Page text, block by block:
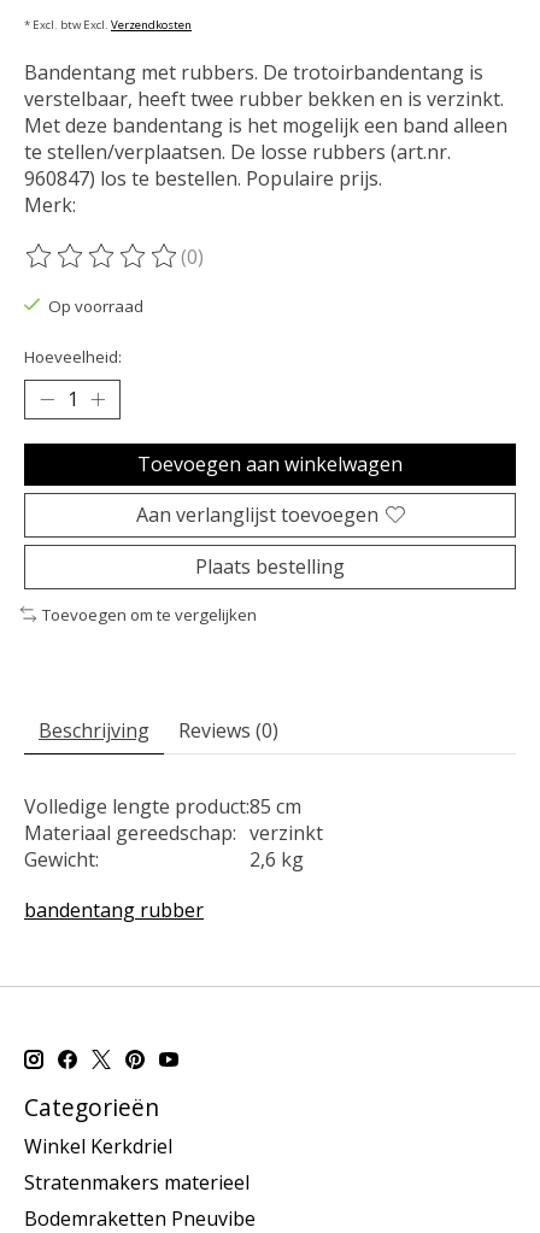
* Excl. btw Excl. Verzendkosten
Bandentang met rubbers. De trotoirbandentang is
verstelbaar, heeft twee rubber bekken en is verzinkt.
Met deze bandentang is het mogelijk een band alleen
te stellen/verplaatsen. De losse rubbers (art.nr.
960847) los te bestellen. Populaire prijs.
Merk:
De beoordeling van dit product is
(0)
Op voorraad
Hoeveelheid:
Toevoegen aan winkelwagen
Aan verlanglijst toevoegen
Plaats bestelling
Toevoegen om te vergelijken
Beschrijving Reviews (0)
Volledige lengte product:85 cm
Materiaal gereedschap: verzinkt
Gewicht:
2,6 kg
bandentang rubber
Categorieën
Winkel Kerkdriel
Stratenmakers materieel
Bodemraketten Pneuvibe